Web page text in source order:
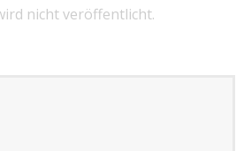
nicht veröffentlicht.